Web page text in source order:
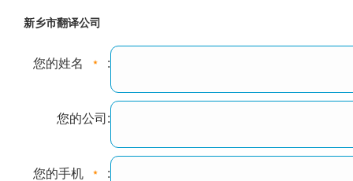
新乡市翻译公司
您的姓名 :
您的公司:
您的手机 :